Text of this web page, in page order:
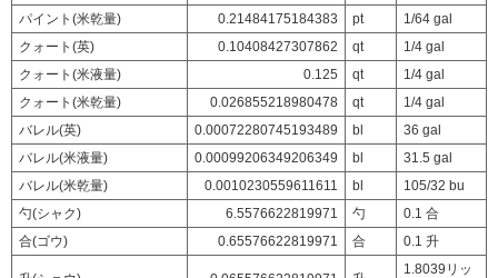
パイント(米乾量)
0.21484175184383 pt
1/64 gal
クォート(英)
0.10408427307862 qt
1/4 gal
クォート(米液量)
0.125 qt
1/4 gal
クォート(米乾量)
0.026855218980478 qt
1/4 gal
バレル(英)
0.00072280745193489 bl
36 gal
バレル(米液量)
0.00099206349206349 bl
31.5 gal
バレル(米乾量)
0.0010230559611611 bl
105/32 bu
勺(シャク)
6.5576622819971 勺
0.1 合
合(ゴウ)
0.65576622819971 合 0.1 升
1.8039リッ